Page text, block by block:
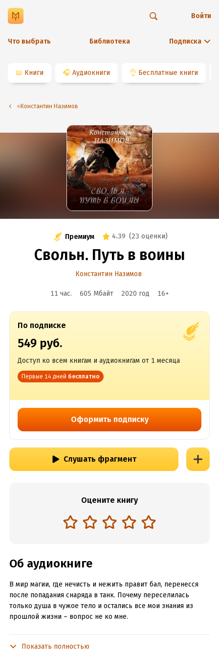
Что выбрать Библиотека Подписка
Войти
📖 Книги 🎧 Аудиокниги 👌 Бесплатные книги
⭐️Константин Назимов
Премиум 4.39 (23 оценки)
Свольн. Путь в воины
Константин Назимов
11 час. 605 Мбайт 2020 год 16+
По подписке
549 руб.
Доступ ко всем книгам и аудиокнигам от 1 месяца
Первые 14 дней бесплатно
Оформить подписку
Слушать фрагмент
Оцените книгу
Об аудиокниге
В мир магии, где нечисть и нежить правит бал, перенесся
после попадания снаряда в танк. Почему переселилась
только душа в чужое тело и остались все мои знания из
прошлой жизни – вопрос не ко мне.
сверстники, пытаясь постичь знания и запомнить руны. Да и
Показать полностью